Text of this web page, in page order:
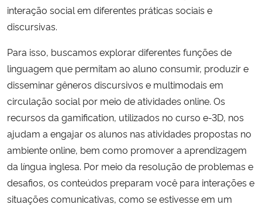
Banco Central do Brasil
interação social em diferentes práticas sociais e
discursivas.
Para isso, buscamos explorar diferentes funções de
linguagem que permitam ao aluno consumir, produzir e
disseminar gêneros discursivos e multimodais em
circulação social por meio de atividades online. Os
recursos da gamification, utilizados no curso e-3D, nos
ajudam a engajar os alunos nas atividades propostas no
ambiente online, bem como promover a aprendizagem
da língua inglesa. Por meio da resolução de problemas e
desafios, os conteúdos preparam você para interações e
situações comunicativas, como se estivesse em um